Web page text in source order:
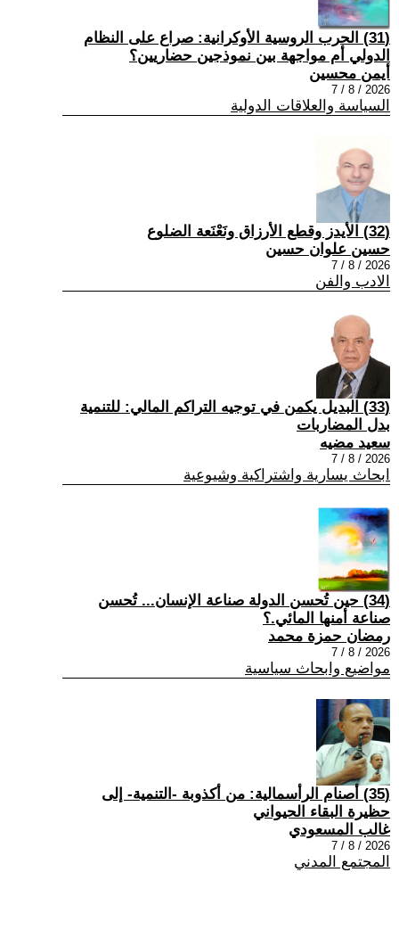
(31) الحرب الروسية الأوكرانية: صراع على النظام
الدولي أم مواجهة بين نموذجين حضاريين؟
أيمن محسين
2026 / 8 / 7
السياسة والعلاقات الدولية
(32) الأيدز وقطع الأرزاق ونَعْنَعة الضلوع
حسين علوان حسين
2026 / 8 / 7
الادب والفن
(33) البديل يكمن في توجيه التراكم المالي: للتنمية
بدل المضاربات
سعيد مضيه
2026 / 8 / 7
ابحاث يسارية واشتراكية وشيوعية
(34) حين تُحسن الدولة صناعة الإنسان... تُحسن
صناعة أمنها المائي.؟
رمضان حمزة محمد
2026 / 8 / 7
مواضيع وابحاث سياسية
(35) أصنام الرأسمالية: من أكذوبة -التنمية- إلى
حظيرة البقاء الحيواني
غالب المسعودي
2026 / 8 / 7
المجتمع المدني